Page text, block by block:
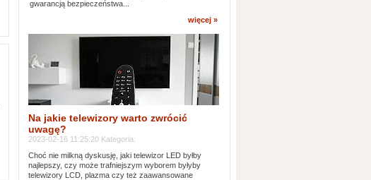
gwarancją bezpieczeństwa...
więcej »
Na jakie telewizory warto zwrócić
uwagę?
2023-02-16 11:25:20 Kategoria:
Choć nie milkną dyskusję, jaki telewizor LED byłby
najlepszy, czy może trafniejszym wyborem byłyby
telewizory LCD, plazma czy też zaawansowane